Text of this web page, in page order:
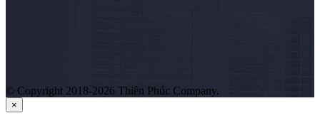
© Copyright 2018-2026 Thiên Phúc Company.
×